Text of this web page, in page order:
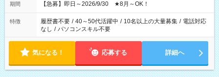
期間 【急募】即日～2026/9/30 ★8月～OK！
特徴 履歴書不要 / 40～50代活躍中 / 10名以上の大量募集 / 電話対応
なし / パソコンスキル不要
気になる！ 応募する 詳細へ